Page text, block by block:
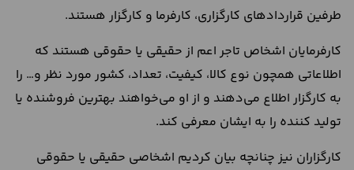
طرفین قراردادهای کارگزاری، کارفرما و کارگزار هستند.
کارفرمایان اشخاص تاجر اعم از حقیقی یا حقوقی هستند که
اطلاعاتی همچون نوع کالا، کیفیت، تعداد، کشور مورد نظر و… را
به کارگزار اطلاع می‌دهند و از او می‌خواهند بهترین فروشنده یا
تولید کننده را به ایشان معرفی کند.
کارگزاران نیز چنانچه بیان کردیم اشخاصی حقیقی یا حقوقی